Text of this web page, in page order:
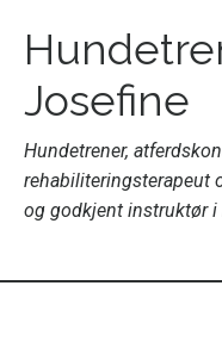
Josefine
Hundetrener,
rehabiliteringsterapeut
og godkjent instruktør i